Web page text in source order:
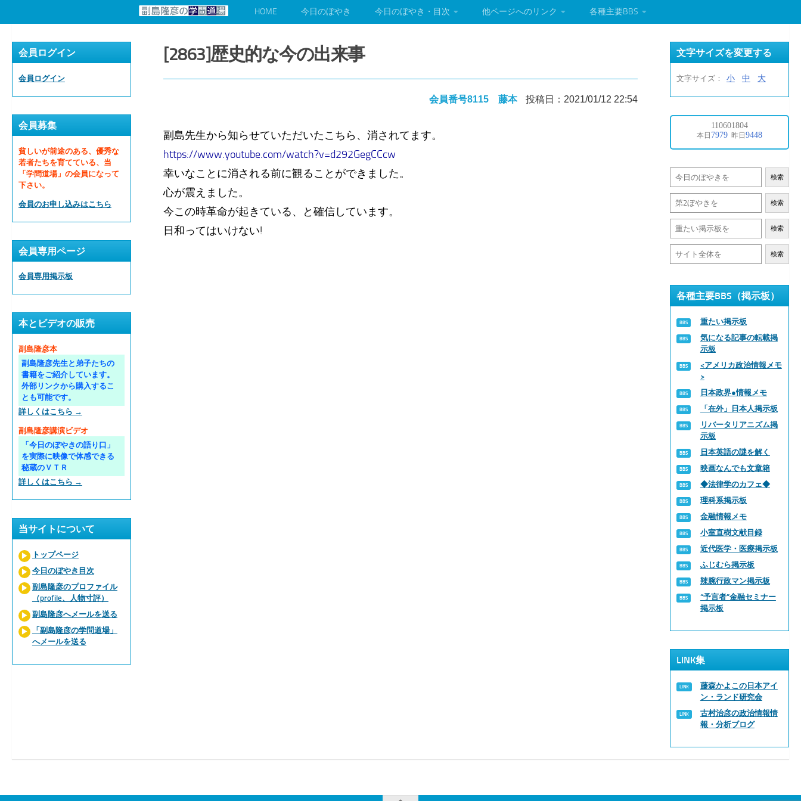
HOME 今日のぼやき 今日のぼやき・目次 他ページへのリンク 各種主要BBS
[2863]歴史的な今の出来事
会員番号8115 藤本 投稿日：2021/01/12 22:54
副島先生から知らせていただいたこちら、消されてます。
https://www.youtube.com/watch?v=d292GegCCcw
幸いなことに消される前に観ることができました。
心が震えました。
今この時革命が起きている、と確信しています。
日和ってはいけない!
会員ログイン
会員ログイン
会員募集
貧しいが前途のある、優秀な
若者たちを育てている、当
「学問道場」の会員になって
下さい。
会員のお申し込みはこちら
会員専用ページ
会員専用掲示板
本とビデオの販売
副島隆彦本
副島隆彦先生と弟子たちの
書籍をご紹介しています。
外部リンクから購入するこ
とも可能です。
詳しくはこちら →
副島隆彦講演ビデオ
「今日のぼやきの語り口」
を実際に映像で体感できる
秘蔵のＶＴＲ
詳しくはこちら →
当サイトについて
トップページ
今日のぼやき目次
副島隆彦のプロファイル
（profile、人物寸評）
副島隆彦へメールを送る
「副島隆彦の学問道場」
へメールを送る
文字サイズを変更する
文字サイズ： 小 中 大
検索
検索
検索
検索
各種主要BBS（掲示板）
重たい掲示板
気になる記事の転載掲
示板
<アメリカ政治情報メモ
>
日本政界●情報メモ
「在外」日本人掲示板
リバータリアニズム掲
示板
日本英語の謎を解く
映画なんでも文章箱
◆法律学のカフェ◆
理科系掲示板
金融情報メモ
小室直樹文献目録
近代医学・医療掲示板
ふじむら掲示板
辣腕行政マン掲示板
“予言者”金融セミナー
掲示板
LINK集
藤森かよこの日本アイ
ン・ランド研究会
古村治彦の政治情報情
報・分析ブログ